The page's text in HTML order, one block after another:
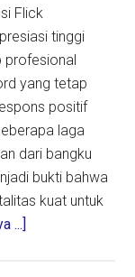
Flick
tinggi
profesional
yang tetap
positif
laga
dari bangku
bukti bahwa
kuat untuk
...]